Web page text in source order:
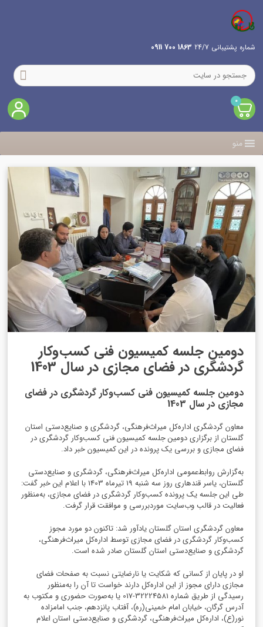
شماره پشتیبانی 24/7 1863 700 0911
0
منو
دومین جلسه کمیسیون فنی کسب‌وکار
گردشگری در فضای مجازی در سال 1403
دومین جلسه کمیسیون فنی کسب‌وکار گردشگری در فضای
مجازی در سال 1403
معاون گردشگری اداره‌کل میراث‌فرهنگی، گردشگری و صنایع‌دستی استان
گلستان از برگزاری دومین جلسه کمیسیون فنی کسب‌وکار گردشگری در
فضای مجازی و بررسی یک پرونده در این کمیسیون خبر داد.
به‌گزارش روابط‌عمومی اداره‌کل میراث‌فرهنگی، گردشگری و صنایع‌دستی
گلستان، یاسر قندهاری روز سه شنبه 19 تیرماه 1403 با اعلام این خبر گفت:
طی این جلسه یک پرونده کسب‌وکار گردشگری در فضای مجازی، به‌منظور
فعالیت در قالب وب‌سایت موردبررسی و موافقت قرار گرفت.
معاون گردشگری استان گلستان یادآور شد: تاکنون دو مورد مجوز
کسب‌وکار گردشگری در فضای مجازی توسط اداره‌کل میراث‌فرهنگی،
گردشگری و صنایع‌دستی استان گلستان صادر شده است.
او در پایان از کسانی که شکایت یا نارضایتی نسبت به صفحات فضای
مجازی دارای مجوز از این اداره‌کل دارند خواست تا آن را به‌منظور
رسیدگی از طریق شماره 32224581-017 یا به‌صورت حضوری و مکتوب به
آدرس گرگان، خیابان امام خمینی(ره)، آفتاب پانزدهم، جنب امامزاده
نور(ع)، اداره‌کل میراث‌فرهنگی، گردشگری و صنایع‌دستی استان اعلام